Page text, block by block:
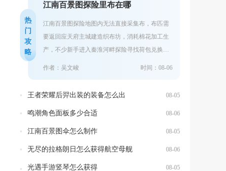
热
门
攻
略
江南百景图探险里布在哪
江南百景图探险地图内无法直接采集布，布匹需
要返回应天府主城建造织布坊，消耗棉花加工生
产，不少新手进入秦淮河畔探险寻找荷包兑换道
作者：吴文峻 时间：08-06
王者荣耀后羿出装的装备怎么出 08-05
鸣潮角色面板多少合适 08-06
江南百景图伞怎么制作 08-05
无尽的拉格朗日怎么获得航空母舰 08-06
光遇手游竖琴怎么获得 08-05